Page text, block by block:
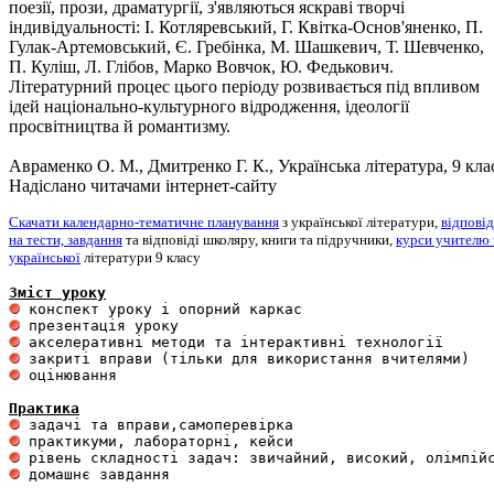
поезії, прози, драматургії, з'являються яскраві творчі
індивідуальності: І. Котляревський, Г. Квітка-Основ'яненко, П.
Гулак-Артемовський, Є. Гребінка, М. Шашкевич, Т. Шевченко,
П. Куліш, Л. Глібов, Марко Вовчок, Ю. Федькович.
Літературний процес цього періоду розвивається під впливом
ідей національно-культурного відродження, ідеології
просвітництва й романтизму.
Авраменко О. М., Дмитренко Г. К., Українська література, 9
Надіслано читачами інтернет-сайту
Скачати календарно-тематичне планування з української літератури,
на тести, завдання та відповіді школяру, книги та підручники, курси учителю
української літератури 9 класу
Зміст уроку
оцінювання
Практика
домашнє завдання